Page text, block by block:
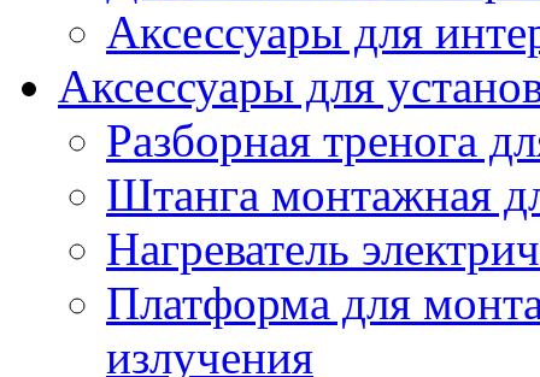
Аксессуары для
Аксессуары для
Разборная тренога
Штанга монтажная
Нагреватель
Платформа для
излучения